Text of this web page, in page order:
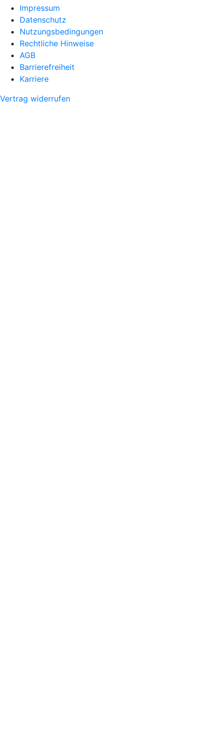
Impressum
Datenschutz
Nutzungsbedingungen
Rechtliche Hinweise
AGB
Barrierefreiheit
Karriere
Vertrag widerrufen